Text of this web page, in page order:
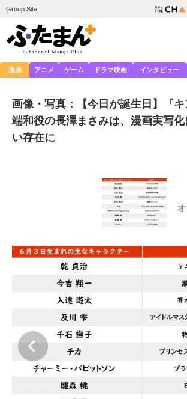
Group Site
漫画 アニメ ゲーム ドラマ映画 インタビュー
画像・写真：【今日が誕生日】『
端和役の長澤まさみは、漫画実写
い存在に